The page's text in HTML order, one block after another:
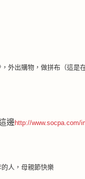
外出購物，做拼布（這
邊http://www.socpa.com/
人，母親節快樂